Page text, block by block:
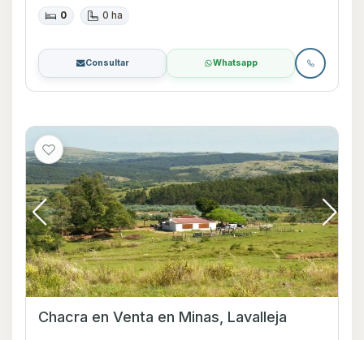
0 0 ha
Consultar Whatsapp
Chacra en Venta en Minas, Lavalleja